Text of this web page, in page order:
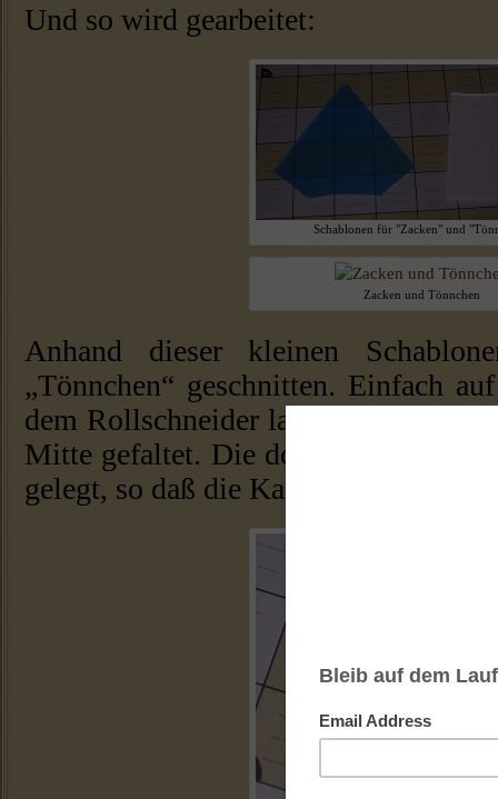
Und so wird gearbeitet:
Schablonen für "Zacken" und
Zacken und Tönnchen
Anhand dieser kleinen
„Tönnchen“ geschnitten. Einfach
dem Rollschneider langflitzen.
Mitte gefaltet. Die doppelte Kante
gelegt, so daß die Kanten bündig